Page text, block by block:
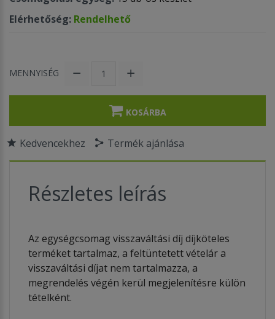
Elérhetőség: Rendelhető
MENNYISÉG
KOSÁRBA
Kedvencekhez Termék ajánlása
Részletes leírás
Az egységcsomag visszaváltási díj díjköteles
terméket tartalmaz, a feltüntetett vételár a
visszaváltási díjat nem tartalmazza, a
megrendelés végén kerül megjelenítésre külön
tételként.